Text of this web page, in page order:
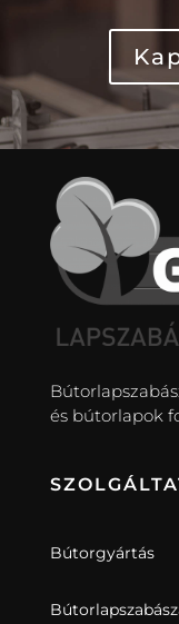
és bútorlapok
Bútorgyártás